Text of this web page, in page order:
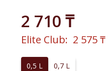
2 710 ₸
Elite Club: 2 575₸
0,5 L 0,7 L